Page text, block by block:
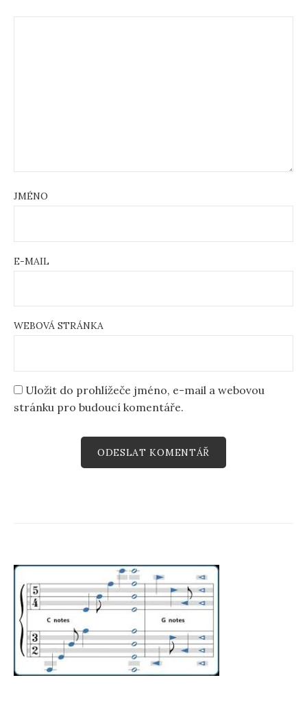
JMÉNO
E-MAIL
WEBOVÁ STRÁNKA
Uložit do prohlížeče jméno, e-mail a webovou
stránku pro budoucí komentáře.